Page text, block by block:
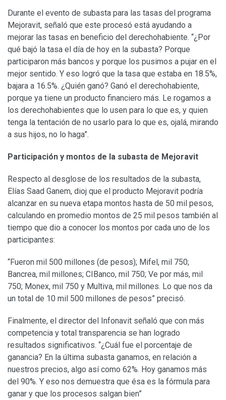
Durante el evento de subasta para las tasas del programa
Mejoravit, señaló que este procesó está ayudando a
mejorar las tasas en beneficio del derechohabiente. “¿Por
qué bajó la tasa el día de hoy en la subasta? Porque
participaron más bancos y porque los pusimos a pujar en el
mejor sentido. Y eso logró que la tasa que estaba en 18.5%,
bajara a 16.5%. ¿Quién ganó? Ganó el derechohabiente,
porque ya tiene un producto financiero más. Le rogamos a
los derechohabientes que lo usen para lo que es, y quien
tenga la tentación de no usarlo para lo que es, ojalá, mirando
a sus hijos, no lo haga”.
Participación y montos de la subasta de Mejoravit
Respecto al desglose de los resultados de la subasta,
Elías Saad Ganem, dioj que el producto Mejoravit podría
alcanzar en su nueva etapa montos hasta de 50 mil pesos,
calculando en promedio montos de 25 mil pesos también al
tiempo que dio a conocer los montos por cada uno de los
participantes:
“Fueron mil 500 millones (de pesos); Mifel, mil 750;
Bancrea, mil millones; CIBanco, mil 750; Ve por más, mil
750; Monex, mil 750 y Multiva, mil millones. Lo que nos da
un total de 10 mil 500 millones de pesos” precisó.
Finalmente, el director del Infonavit señaló que con más
competencia y total transparencia se han logrado
resultados significativos. “¿Cuál fue el porcentaje de
ganancia? En la última subasta ganamos, en relación a
nuestros precios, algo así como 62%. Hoy ganamos más
del 90%. Y eso nos demuestra que ésa es la fórmula para
ganar y que los procesos salgan bien”